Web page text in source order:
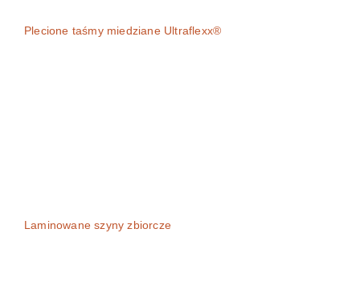
Plecione taśmy miedziane Ultraflexx®
Laminowane szyny zbiorcze